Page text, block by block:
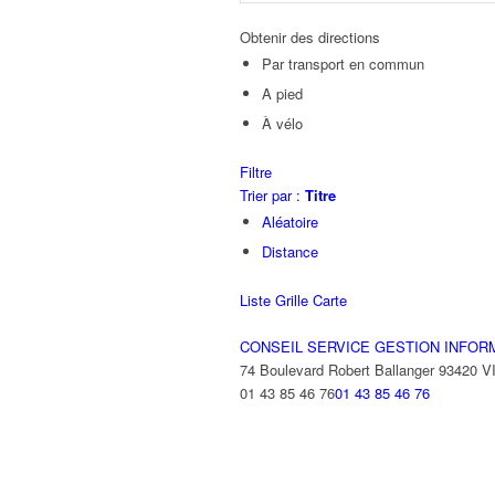
Obtenir des directions
Par transport en commun
A pied
À vélo
Filtre
Trier par : Titre
Aléatoire
Distance
Liste Grille Carte
CONSEIL SERVICE GESTION
74 Boulevard Robert Ballanger 93420
01 43 85 46 7601 43 85 46 76